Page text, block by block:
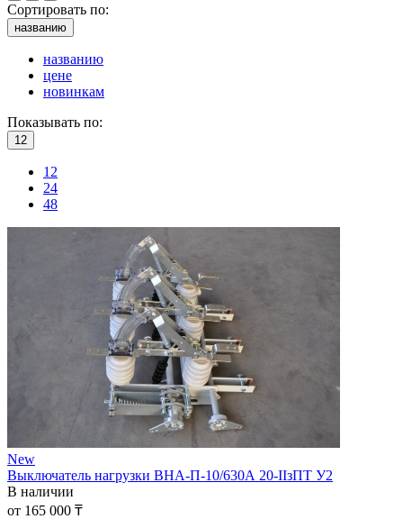
Сортировать по:
названию
названию
цене
новинкам
Показывать по:
12
12
24
48
New
Выключатель нагрузки ВНА-П-10/630А 20-IIзПТ У2
В наличии
от 165 000 ₸